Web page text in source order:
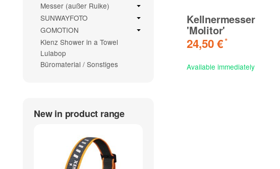
Kellnermesser
'Molitor'
24,50 €*
Available immediately
Messer (außer Ruike)
SUNWAYFOTO
GOMOTION
Klenz Shower in a Towel
Lulabop
Büromaterial / Sonstiges
New in product range